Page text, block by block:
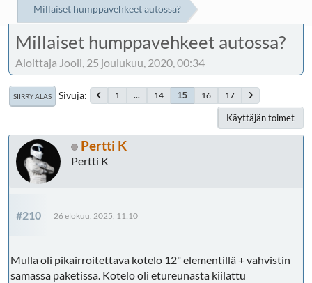
Millaiset humppavehkeet autossa?
Millaiset humppavehkeet autossa?
Aloittaja Jooli, 25 joulukuu, 2020, 00:34
SIIRRY ALAS Sivuja 1 ... 14 15 16 17
Käyttäjän toimet
Pertti K
Pertti K
#210 26 elokuu, 2025, 11:10
Mulla oli pikairroitettava kotelo 12" elementillä + vahvistin
samassa paketissa. Kotelo oli etureunasta kiilattu